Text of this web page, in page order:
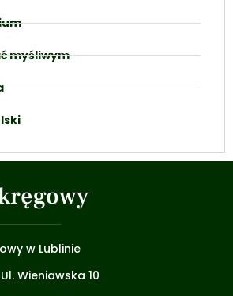
myśliwym
w Lublinie
Wieniawska 10